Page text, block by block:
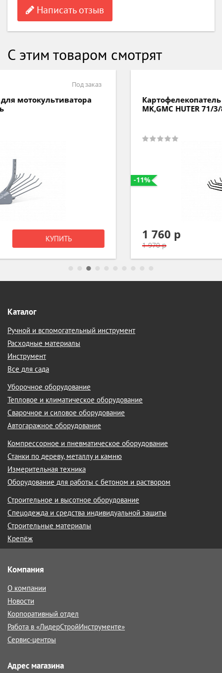
Написать отзыв
С этим товаром смотрят
Картофелекопатель универсальный для
-11%
1 760 р КУПИТЬ
Каталог
Ручной и вспомогательный инструмент
Расходные материалы
Инструмент
Все для сада
Уборочное оборудование
Тепловое и климатическое оборудование
Сварочное и силовое оборудование
Автогаражное оборудование
Компрессорное и пневматическое оборудование
Станки по дереву, металлу и камню
Измерительная техника
Оборудование для работы с бетоном и раствором
Строительное и высотное оборудование
Спецодежда и средства индивидуальной защиты
Строительные материалы
Крепёж
Компания
О компании
Новости
Корпоративный отдел
Работа в «ЛидерСтройИнструменте»
Сервис-центры
Адрес магазина